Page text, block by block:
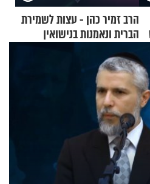
הרב זמיר כהן - עצות לשמירת
הברית ונאמנות בנישואין